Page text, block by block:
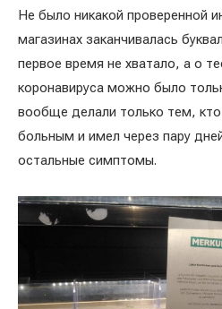
Не было никакой проверенной
магазинах заканчивалась
первое время не хватало, а о
коронавируса можно было
вообще делали только тем, кто
больным и имел через пару
остальные симптомы.